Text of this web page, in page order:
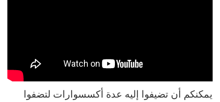
يمكنكم أن تضيفوا إليه عدة أكسسوارات لتضفوا